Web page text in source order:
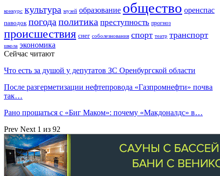
конкурс культура музей образование общество оренспас
паводок погода политика преступность прогноз
происшествия снег соболезнования спорт театр транспорт
школа экономика
Сейчас читают
Что есть за душой у депутатов ЗС Оренбургской области
После разгерметизации нефтепровода «Газпромнефти» почва
так…
Рано прощаться с «Биг Маком»: почему «Макдоналдс» в…
Prev Next 1 из 92